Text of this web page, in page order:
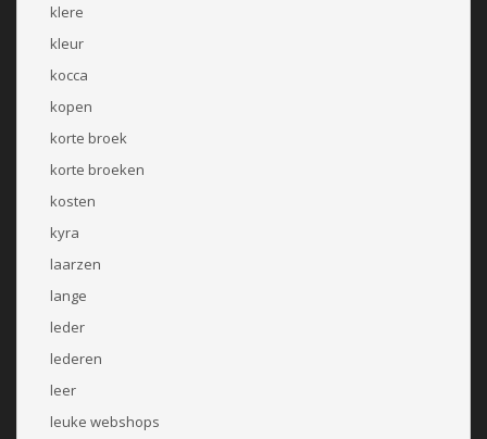
klere
kleur
kocca
kopen
korte broek
korte broeken
kosten
kyra
laarzen
lange
leder
lederen
leer
leuke webshops